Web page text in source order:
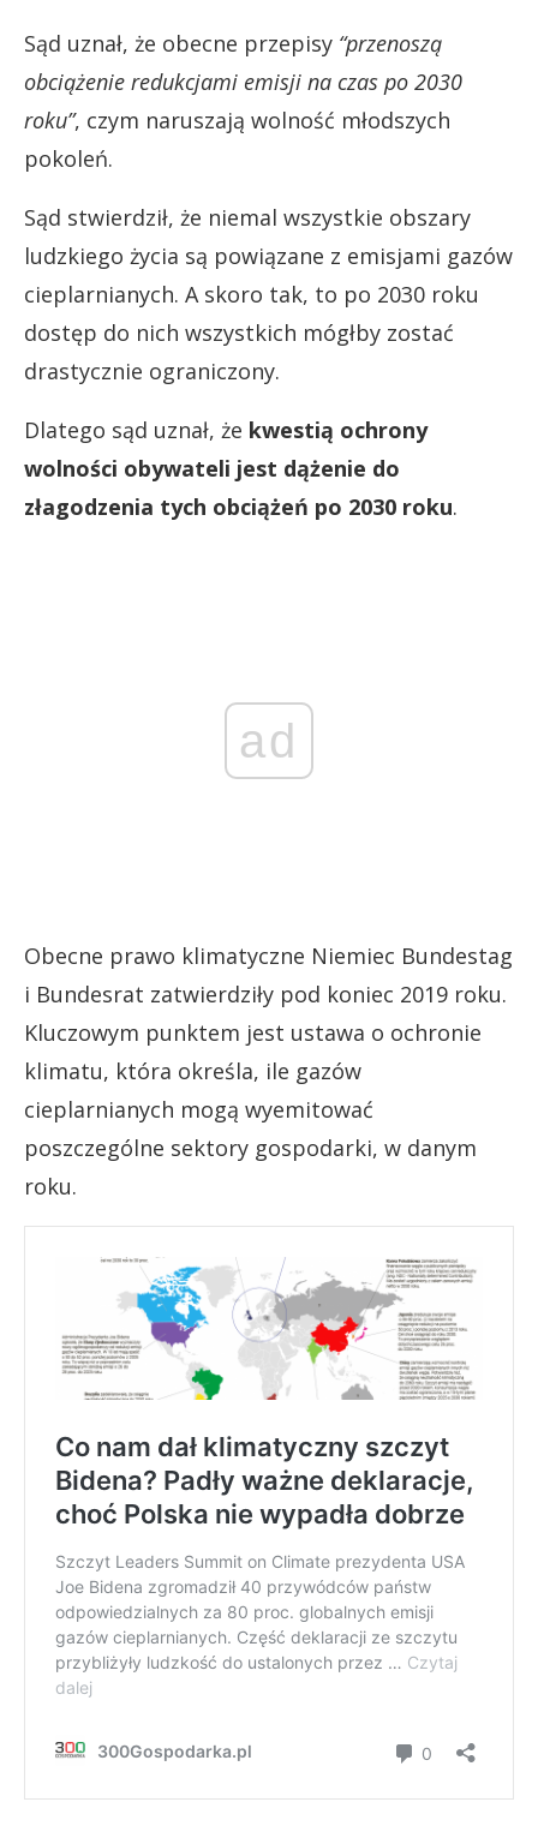
Sąd uznał, że obecne przepisy “przenoszą
obciążenie redukcjami emisji na czas po 2030
roku”, czym naruszają wolność młodszych
pokoleń.
Sąd stwierdził, że niemal wszystkie obszary
ludzkiego życia są powiązane z emisjami gazów
cieplarnianych. A skoro tak, to po 2030 roku
dostęp do nich wszystkich mógłby zostać
drastycznie ograniczony.
Dlatego sąd uznał, że kwestią ochrony
wolności obywateli jest dążenie do
złagodzenia tych obciążeń po 2030 roku.
ad
Obecne prawo klimatyczne Niemiec Bundestag
i Bundesrat zatwierdziły pod koniec 2019 roku.
Kluczowym punktem jest ustawa o ochronie
klimatu, która określa, ile gazów
cieplarnianych mogą wyemitować
poszczególne sektory gospodarki, w danym
roku.